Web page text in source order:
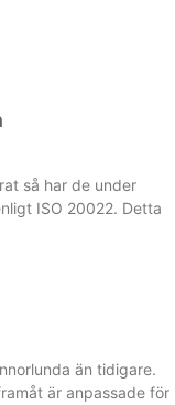
så har de under
ISO 20022. Detta
än tidigare.
är anpassade för